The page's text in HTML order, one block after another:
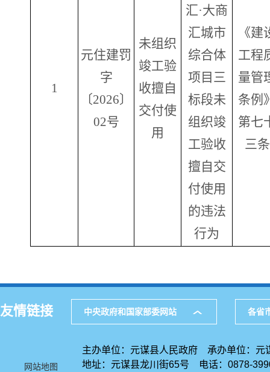
1
元住建罚
字
〔2026〕
02号
未组织
竣工验
收擅自
交付使
用
汇·大商
汇城市
综合体
项目三
标段未
组织竣
工验收
擅自交
付使用
的违法
行为
《建
工程
量管
条例
第七
三条
友情链接 中央政府和国家部委网站 各省
网站地图
主办单位：元谋县人民政府 承办单位：元
地址：元谋县龙川街65号 电话：0878-